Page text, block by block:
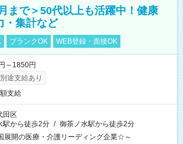
まで＞50代以上も活躍中！健康
・集計など
ブランクOK WEB登録・面接OK
～1850円
途支給あり
支給
田区
駅から徒歩2分 / 御茶ノ水駅から徒歩2分
展開の医療・介護リーディング企業☆～